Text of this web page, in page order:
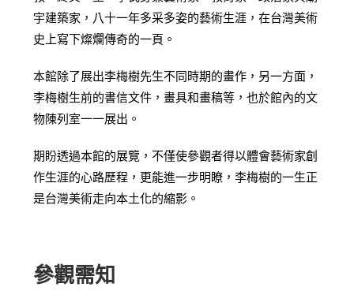
宇建築家，八十一年多采多姿的藝術生涯，在台灣美術
史上寫下燦爛傳奇的一頁。
本館除了展出李梅樹先生不同時期的畫作，另一方面，
李梅樹生前的書信文件，畫具和畫稿等，也於館內的文
物陳列室一一展出。
期盼透過本館的展覽，不僅使參觀者得以體會藝術家創
作生涯的心路歷程，更能進一步明瞭，李梅樹的一生正
是台灣美術走向本土化的縮影。
參觀需知